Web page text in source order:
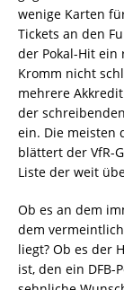
wenige Karten
Tickets an den
der Pokal-Hit ein
Kromm nicht
mehrere
der
ein. Die
blättert der VfR-
Liste der weit
Ob es an dem
dem
liegt? Ob es der
ist, den ein DFB-